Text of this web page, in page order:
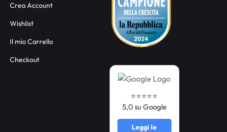
Crea Account
Wishlist
Il mio Carrello
Checkout
⭐️⭐️⭐️⭐️⭐️
5,0 su Google
Leggi le